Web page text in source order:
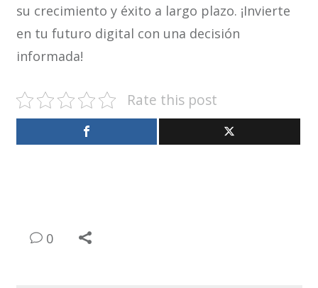
su crecimiento y éxito a largo plazo. ¡Invierte
en tu futuro digital con una decisión
informada!
Rate this post
0